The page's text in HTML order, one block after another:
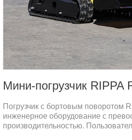
Мини-погрузчик RIPPA
Погрузчик с бортовым поворотом
инженерное оборудование с
производительностью.